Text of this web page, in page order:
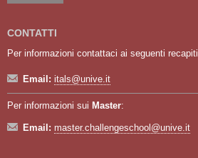
CONTATTI
Per informazioni contattaci ai seguenti recapiti
Email: itals@unive.it
Per informazioni sui Master:
Email: master.challengeschool@unive.it